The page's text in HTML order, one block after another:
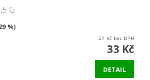
G
%)
27 Kč bez DPH
33 Kč
DETAIL